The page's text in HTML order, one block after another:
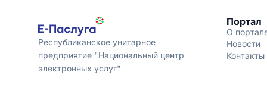
Республиканское унитарное
предприятие "Национальный центр
электронных услуг"
Портал
О
Новости
Контакты